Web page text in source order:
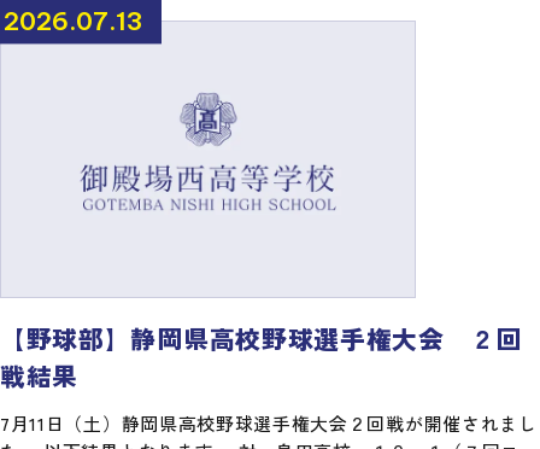
2026.07.13
【野球部】静岡県高校野球選手権大会 ２回
戦結果
7月11日（土）静岡県高校野球選手権大会２回戦が開催されまし